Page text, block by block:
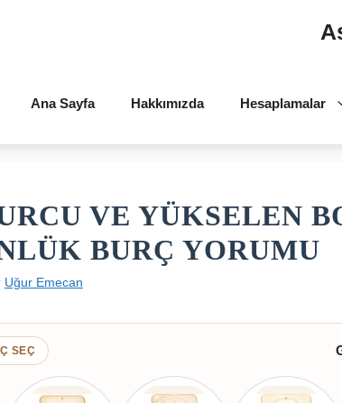
Ana Sayfa Hakkımızda Hesaplamalar
VE YÜKSELEN
BURÇ YORUMU
Uğur Emecan
SEÇ